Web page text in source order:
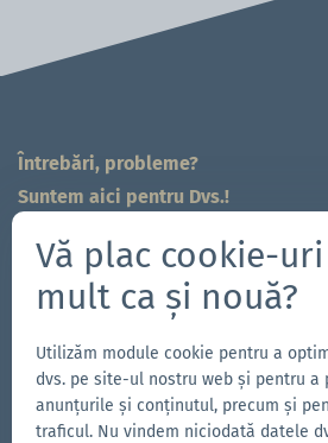
Întrebări, probleme?
Suntem aici pentru Dvs.!
sales.east@zingerle.group
Accesează
pagina
Accesează
pagina
Urmărește-
ne
Accesează
pagina
Vă plac cookie-
mult ca și nouă?
Utilizăm module cookie pentru a
dvs. pe site-ul nostru web și pentru a
anunțurile și conținutul, precum și
traficul. Nu vindem niciodată datele